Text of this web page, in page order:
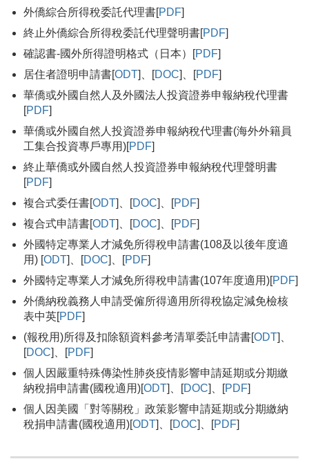
外僑綜合所得稅委託代理書[PDF]
終止外僑綜合所得稅委託代理聲明書[PDF]
確認書-國外所得證明格式（日本）[PDF]
居住者證明申請書[ODT]、[DOC]、[PDF]
華僑或外國自然人及外國法人投資證券申報納稅代理書
[PDF]
華僑或外國自然人投資證券申報納稅代理書(海外外籍員
工集合投資專戶專用)[PDF]
終止華僑或外國自然人投資證券申報納稅代理聲明書
[PDF]
複合式委任書[ODT]、[DOC]、[PDF]
複合式申請書[ODT]、[DOC]、[PDF]
外國特定專業人才減免所得稅申請書(108及以後年度適
用) [ODT]、[DOC]、[PDF]
外國特定專業人才減免所得稅申請書(107年度適用)[PDF]
外僑納稅義務人申請受僱所得適用所得稅協定減免檢核
表中英[PDF]
(報稅用)所得及扣除額資料參考清單委託申請書[ODT]、
[DOC]、[PDF]
個人因嚴重特殊傳染性肺炎疫情影響申請延期或分期繳
納稅捐申請書(國稅適用)[ODT]、[DOC]、[PDF]
個人因美國「對等關稅」政策影響申請延期或分期繳納
稅捐申請書(國稅適用)[ODT]、[DOC]、[PDF]